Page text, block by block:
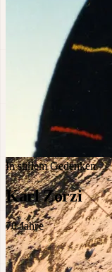
In stillem Gedenken
Karl Zorzi
70Jahre